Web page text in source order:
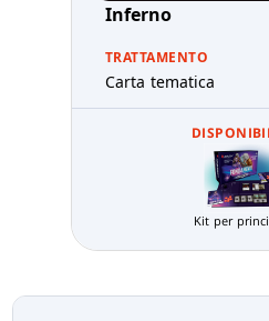
Inferno
TRATTAMENTO
Carta tematica
Kit per